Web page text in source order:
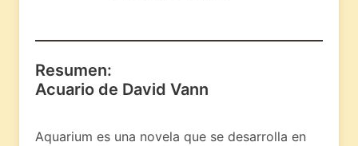
Resumen:
Acuario de David Vann
Aquarium es una novela que se desarrolla en